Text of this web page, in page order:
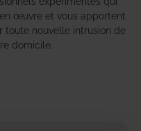
œuvre et vous apportent
toute nouvelle intrusion de
domicile.